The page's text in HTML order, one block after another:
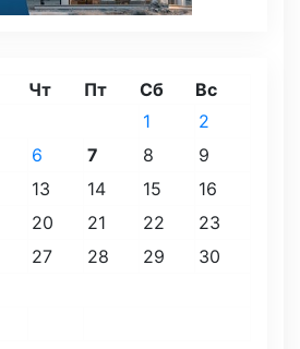
Чт Пт Сб Вс
1
2
6 7 8
9
13 14 15
16
20 21 22
23
27 28 29
30